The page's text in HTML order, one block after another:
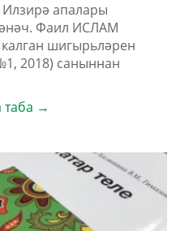
апалары
Фаил ИСЛАМ
шигырьләрен
2018) саныннан
таба →